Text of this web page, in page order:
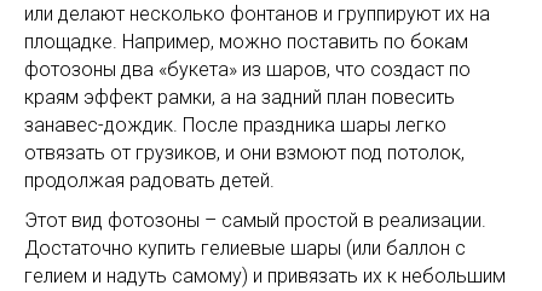
или делают несколько фонтанов и группируют их на
площадке. Например, можно поставить по бокам
фотозоны два «букета» из шаров, что создаст по
краям эффект рамки, а на задний план повесить
занавес-дождик. После праздника шары легко
отвязать от грузиков, и они взмоют под потолок,
продолжая радовать детей.
Этот вид фотозоны – самый простой в реализации.
Достаточно купить гелиевые шары (или баллон с
гелием и надуть самому) и привязать их к небольшим